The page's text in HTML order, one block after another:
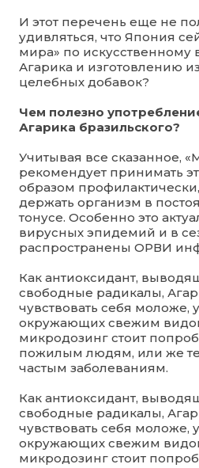
И этот перечень еще не
удивляться, что Япония
мира» по
Агарика и изготовлению
целебных добавок?
Чем полезно
Агарика бразильского?
Учитывая все сказанное,
рекомендует принимать
образом
держать организм в
тонусе. Особенно это
вирусных эпидемий и в
распространены ОРВИ
Как антиоксидант,
свободные радикалы,
чувствовать себя моложе,
окружающих свежим
микродозинг стоит
пожилым людям, или же
частым заболеваниям.
Как антиоксидант,
свободные радикалы,
чувствовать себя моложе,
окружающих свежим
микродозинг стоит